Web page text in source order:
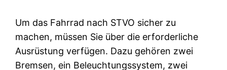
Um das Fahrrad nach STVO sicher zu
machen, müssen Sie über die erforderliche
Ausrüstung verfügen. Dazu gehören zwei
Bremsen, ein Beleuchtungssystem, zwei